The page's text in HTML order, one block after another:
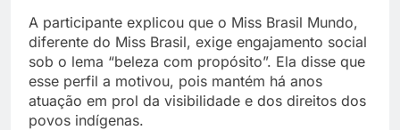
A participante explicou que o Miss Brasil Mundo,
diferente do Miss Brasil, exige engajamento social
sob o lema “beleza com propósito”. Ela disse que
esse perfil a motivou, pois mantém há anos
atuação em prol da visibilidade e dos direitos dos
povos indígenas.